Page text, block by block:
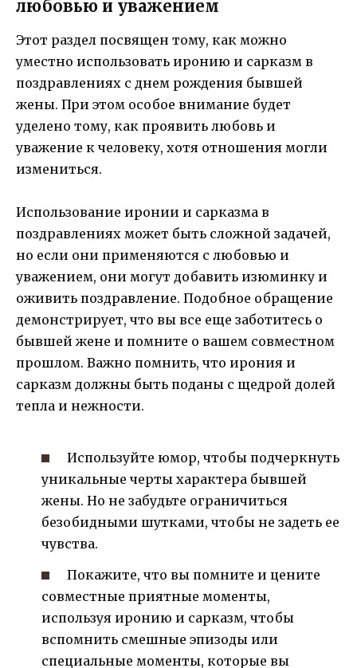
любовью и уважением
Этот раздел посвящен тому, как можно
уместно использовать иронию и сарказм в
поздравлениях с днем рождения бывшей
жены. При этом особое внимание будет
уделено тому, как проявить любовь и
уважение к человеку, хотя отношения могли
измениться.
Использование иронии и сарказма в
поздравлениях может быть сложной задачей,
но если они применяются с любовью и
уважением, они могут добавить изюминку и
оживить поздравление. Подобное обращение
демонстрирует, что вы все еще заботитесь о
бывшей жене и помните о вашем совместном
прошлом. Важно помнить, что ирония и
сарказм должны быть поданы с щедрой долей
тепла и нежности.
Используйте юмор, чтобы подчеркнуть
уникальные черты характера бывшей
жены. Но не забудьте ограничиться
безобидными шутками, чтобы не задеть ее
чувства.
Покажите, что вы помните и цените
совместные приятные моменты,
используя иронию и сарказм, чтобы
вспомнить смешные эпизоды или
специальные моменты, которые вы